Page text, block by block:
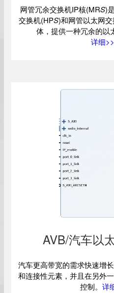
网管冗余交换机IP核(MRS)
交换机(HPS)和网管以太网
体，提供一种冗余的以
详细>>
AVB/汽车以
汽车更高带宽的需求快速增
和连接性元素，并且在另外
控制。 详